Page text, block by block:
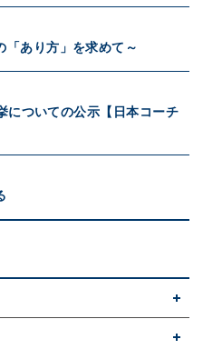
あり方」を求めて～
についての公示【日本コーチ